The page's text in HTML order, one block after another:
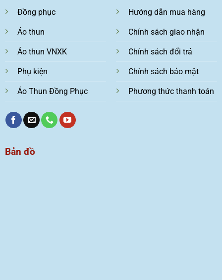
Đồng phục
Áo thun
Áo thun VNXK
Phụ kiện
Áo Thun Đồng Phục
Hướng dẫn mua hàng
Chính sách giao nhận
Chính sách đổi trả
Chính sách bảo mật
Phương thức thanh toán
Bản đồ